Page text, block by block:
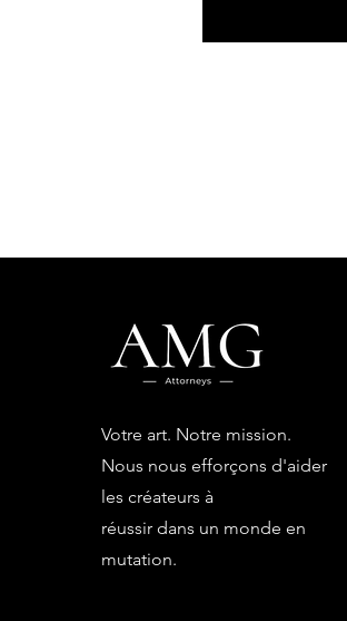
Votre art. Notre mission.
Nous nous efforçons d'aider
les créateurs à
réussir dans un monde en
mutation.